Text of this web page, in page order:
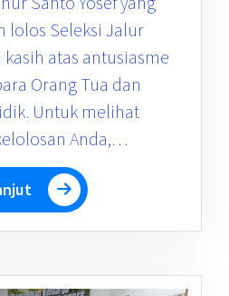
lolos Seleksi Jalur
kasih atas antusiasme
Orang Tua dan
Untuk melihat
Anda,…